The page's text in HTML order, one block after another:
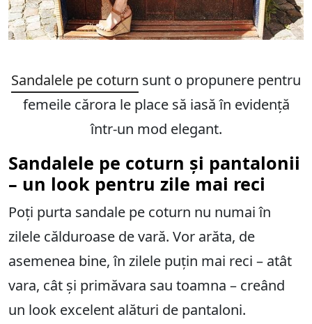
Sandalele pe coturn sunt o propunere pentru
femeile cărora le place să iasă în evidență
într-un mod elegant.
Sandalele pe coturn și pantalonii
– un look pentru zile mai reci
Poți purta sandale pe coturn nu numai în
zilele călduroase de vară. Vor arăta, de
asemenea bine, în zilele puțin mai reci – atât
vara, cât și primăvara sau toamna – creând
un look excelent alături de pantaloni.